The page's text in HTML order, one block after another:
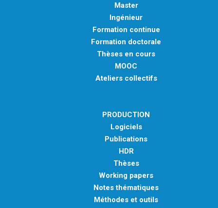
Master
Ingénieur
Formation continue
Formation doctorale
Thèses en cours
MOOC
Ateliers collectifs
PRODUCTION
Logiciels
Publications
HDR
Thèses
Working papers
Notes thématiques
Méthodes et outils